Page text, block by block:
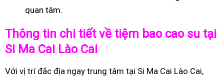
quan tâm.
Thông tin chi tiết về tiệm bao cao su tại
Si Ma Cai Lào Cai
Với vị trí đắc địa ngay trung tâm tại Si Ma Cai Lào Cai,